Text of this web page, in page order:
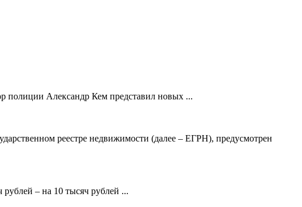
полиции Александр Кем представил новых ...
реестре недвижимости (далее – ЕГРН), предусмотрен
рублей – на 10 тысяч рублей ...